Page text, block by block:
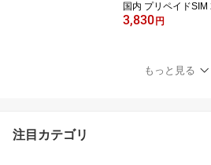
国内 プリペイドSIM
B/180日 プリペイド
3,830 円
もっと見る
注目カテゴリ